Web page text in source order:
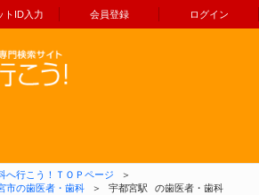
トID入力 会員登録 ログイン
コンテンツへ移動
へ行こう！ＴＯＰページ
＞
市の歯医者・歯科 ＞ 宇都宮駅 の歯医者・歯科